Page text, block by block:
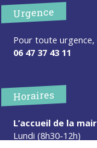
Urgence
Pour toute urgence,
06 47 37 43 11
Horaires
L’accueil de la
Lundi (8h30-12h)